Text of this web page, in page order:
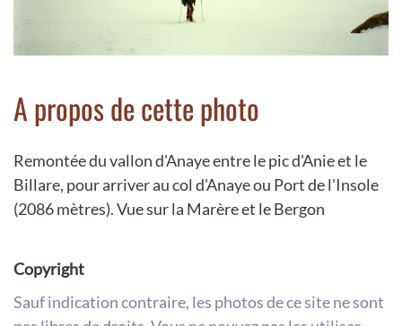
A propos de cette photo
Remontée du vallon d'Anaye entre le pic d'Anie et le
Billare, pour arriver au col d'Anaye ou Port de l'Insole
(2086 mètres). Vue sur la Marère et le Bergon
Copyright
Sauf indication contraire, les photos de ce site ne sont